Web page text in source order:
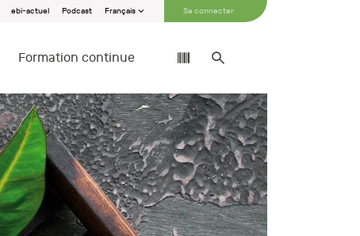
ebi-actuel Podcast Français Se connecter
Formation continue